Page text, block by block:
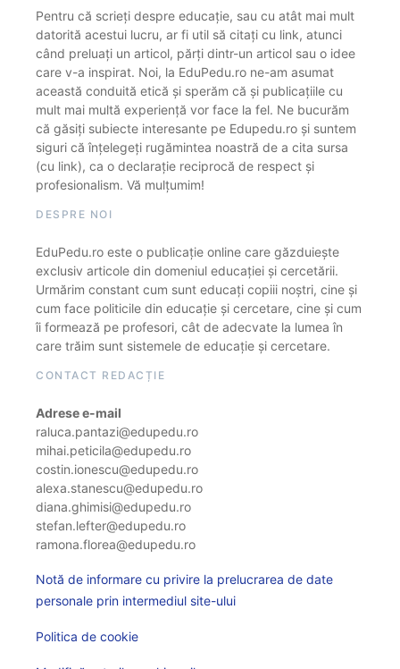
Pentru că scrieți despre educație, sau cu atât mai mult
datorită acestui lucru, ar fi util să citați cu link, atunci
când preluați un articol, părți dintr-un articol sau o idee
care v-a inspirat. Noi, la EduPedu.ro ne-am asumat
această conduită etică și sperăm că și publicațiile cu
mult mai multă experiență vor face la fel. Ne bucurăm
că găsiți subiecte interesante pe Edupedu.ro și suntem
siguri că înțelegeți rugămintea noastră de a cita sursa
(cu link), ca o declarație reciprocă de respect și
profesionalism. Vă mulțumim!
DESPRE NOI
EduPedu.ro este o publicație online care găzduiește
exclusiv articole din domeniul educației și cercetării.
Urmărim constant cum sunt educați copiii noștri, cine și
cum face politicile din educație și cercetare, cine și cum
îi formează pe profesori, cât de adecvate la lumea în
care trăim sunt sistemele de educație și cercetare.
CONTACT REDACȚIE
Adrese e-mail
raluca.pantazi@edupedu.ro
mihai.peticila@edupedu.ro
costin.ionescu@edupedu.ro
alexa.stanescu@edupedu.ro
diana.ghimisi@edupedu.ro
stefan.lefter@edupedu.ro
ramona.florea@edupedu.ro
Notă de informare cu privire la prelucrarea de date
personale prin intermediul site-ului
Politica de cookie